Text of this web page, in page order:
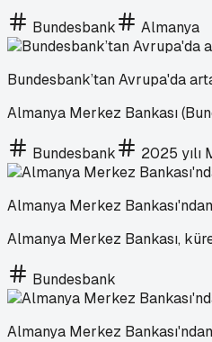
Bundesbank Almanya
Bundesbank’tan Avrupa'da
Almanya Merkez Bankası
Bundesbank 2025 yılı
Almanya Merkez
Almanya Merkez Bankası,
Bundesbank
Almanya Merkez